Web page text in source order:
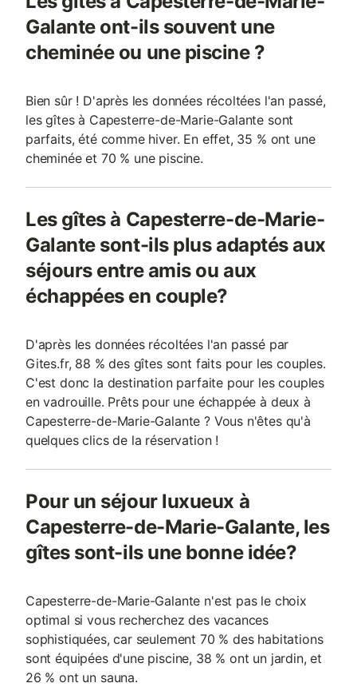
Galante ont-ils souvent une
cheminée ou une piscine ?
Bien sûr ! D'après les données récoltées l'an passé,
les gîtes à Capesterre-de-Marie-Galante sont
parfaits, été comme hiver. En effet, 35 % ont une
cheminée et 70 % une piscine.
Les gîtes à Capesterre-de-Marie-
Galante sont-ils plus adaptés aux
séjours entre amis ou aux
échappées en couple?
D'après les données récoltées l'an passé par
Gites.fr, 88 % des gîtes sont faits pour les couples.
C'est donc la destination parfaite pour les couples
en vadrouille. Prêts pour une échappée à deux à
Capesterre-de-Marie-Galante ? Vous n'êtes qu'à
quelques clics de la réservation !
Pour un séjour luxueux à
Capesterre-de-Marie-Galante, les
gîtes sont-ils une bonne idée?
Capesterre-de-Marie-Galante n'est pas le choix
optimal si vous recherchez des vacances
sophistiquées, car seulement 70 % des habitations
sont équipées d'une piscine, 38 % ont un jardin, et
26 % ont un sauna.